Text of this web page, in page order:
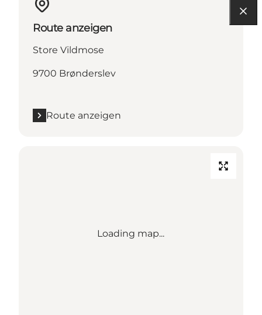
Route anzeigen
Store Vildmose
9700 Brønderslev
Route anzeigen
Loading map...